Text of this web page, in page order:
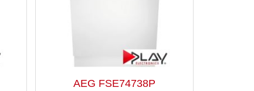
AEG FSE74738P